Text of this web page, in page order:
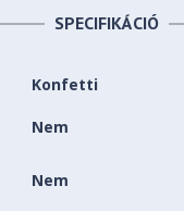
SPECIFIKÁCIÓ
Konfetti
Nem
Nem